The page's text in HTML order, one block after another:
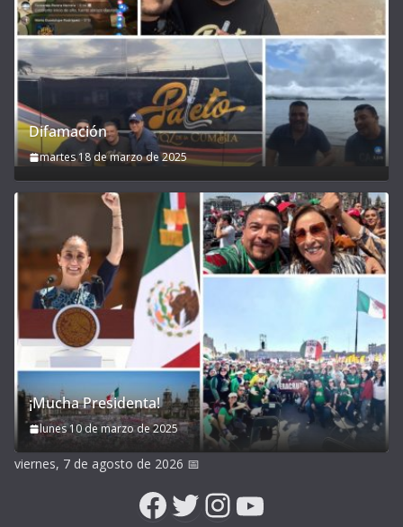
Difamación
martes 18 de marzo de 2025
¡Mucha Presidenta!
lunes 10 de marzo de 2025
viernes, 7 de agosto de 2026 📅
Facebook
Twitter
Instagram
YouTube